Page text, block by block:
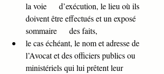
la voie      d’exécution, le lieu où ils
doivent être effectués et un exposé
sommaire      des faits,
le cas échéant, le nom et adresse de
l’Avocat et des officiers publics ou
ministériels qui lui prêtent leur